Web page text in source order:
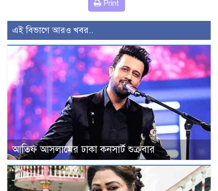
Print
এই বিভাগে আরও খবর..
আতিফ আসলামের ঢাকা কনসার্ট শুক্রবার